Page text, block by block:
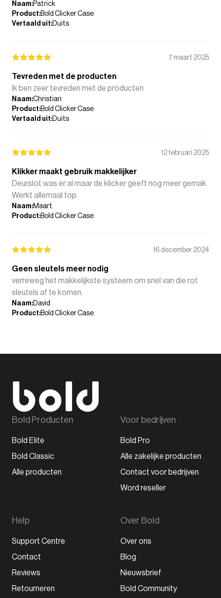
Naam:Patrick
Product:Bold Clicker Case
Vertaald uit:Duits
7 maart 2025
Tevreden met de producten
Ik ben zeer tevreden met de producten
Naam:Christian
Product:Bold Clicker Case
Vertaald uit:Duits
12 februari 2025
Klikker maakt gebruik makkelijker
Deurslot was er al maar de klicker geeft nog meer gemak.
Werkt allemaal top.
Naam:Maart
Product:Bold Clicker Case
16 december 2024
Geen sleutels meer nodig
verreweg het makkelijkste systeem om snel van die rot
sleutels af te komen.
Naam:David
Product:Bold Clicker Case
Bold Producten
Bold Elite
Bold Classic
Alle producten
Voor bedrijven
Bold Pro
Alle zakelijke producten
Contact voor bedrijven
Word reseller
Help
Support Centre
Contact
Reviews
Retourneren
Over Bold
Over ons
Blog
Nieuwsbrief
Bold Community